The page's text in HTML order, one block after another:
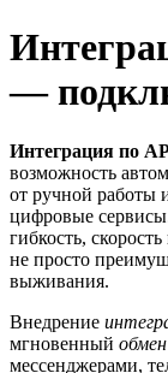
—
Интеграция по
возможность
от ручной работы
цифровые
гибкость,
не просто
выживания.
Внедрение
мгновенный
мессенджерами,